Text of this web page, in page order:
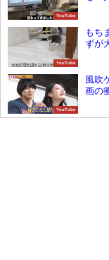
YouTube
YouTube
もち
ずが
YouTube
風吹
画の